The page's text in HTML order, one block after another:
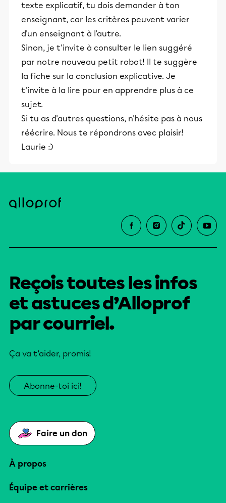
texte explicatif, tu dois demander à ton
enseignant, car les critères peuvent varier
d'un enseignant à l'autre.
Sinon, je t'invite à consulter le lien suggéré
par notre nouveau petit robot! Il te suggère
la fiche sur la conclusion explicative. Je
t'invite à la lire pour en apprendre plus à ce
sujet.
Si tu as d'autres questions, n'hésite pas à nous
réécrire. Nous te répondrons avec plaisir!
Laurie :)
Reçois toutes les infos
et astuces d’Alloprof
par courriel.
Ça va t’aider, promis!
Abonne-toi ici!
Faire un don
À propos
Équipe et carrières